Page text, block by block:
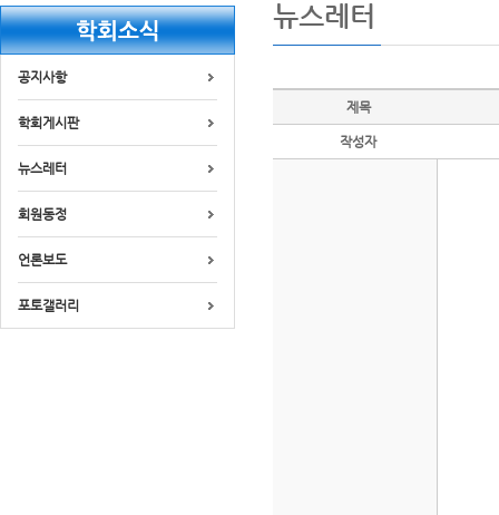
공지사항
학회게시판
뉴스레터
회원동정
언론보도
포토갤러리
뉴스레터
제목
작성자